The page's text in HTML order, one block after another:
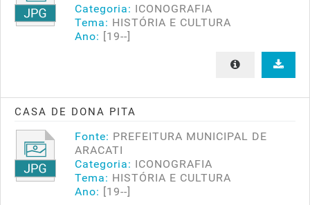
Categoria: ICONOGRAFIA
Tema: HISTÓRIA E CULTURA
Ano: [19--]
CASA DE DONA PITA
Fonte: PREFEITURA MUNICIPAL DE
ARACATI
Categoria: ICONOGRAFIA
Tema: HISTÓRIA E CULTURA
Ano: [19--]